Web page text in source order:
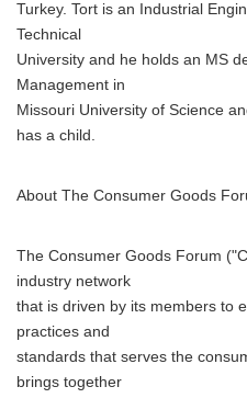
Turkey. Tort is an Industrial
Technical
University and he holds an MS
Management in
Missouri University of Science
has a child.
About The Consumer Goods
The Consumer Goods Forum
industry network
that is driven by its members to
practices and
standards that serves the
brings together